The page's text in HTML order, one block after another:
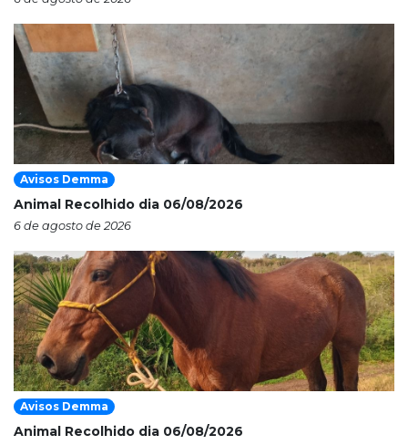
Avisos Demma
Animal Recolhido dia 06/08/2026
6 de agosto de 2026
Avisos Demma
Animal Recolhido dia 06/08/2026